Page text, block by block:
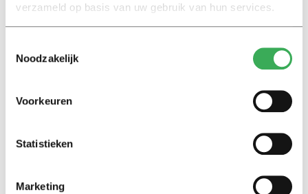
verzameld op basis van uw gebruik van hun services.
Noodzakelijk
Voorkeuren
Statistieken
Marketing
Achtergrond
Kinderen spelen de Zero
kregen er een paar miljoen
slaapmiddelen: zo komen
studenten de tentamenperiode